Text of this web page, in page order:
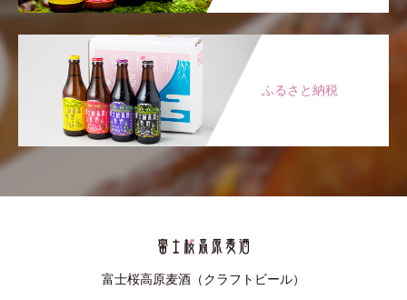
ふるさと納税
富士桜高原麦酒（クラフトビール）